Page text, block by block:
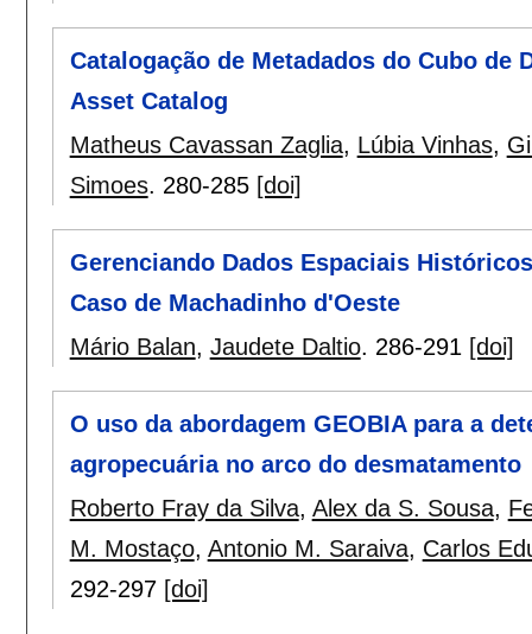
Catalogação de Metadados do Cubo de
Asset Catalog
Matheus Cavassan Zaglia, Lúbia Vinhas,
Simoes. 280-285 [doi]
Gerenciando Dados Espaciais
Caso de Machadinho d'Oeste
Mário Balan, Jaudete Daltio. 286-291 [doi]
O uso da abordagem GEOBIA para a
agropecuária no arco do desmatamento
Roberto Fray da Silva, Alex da S. Sousa,
M. Mostaço, Antonio M. Saraiva, Carlos
292-297 [doi]